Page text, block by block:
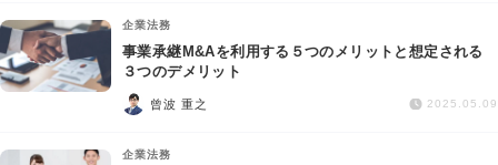
企業法務
事業承継M&Aを利用する５つのメリットと想定される
３つのデメリット
曾波 重之 2025.05.09
企業法務